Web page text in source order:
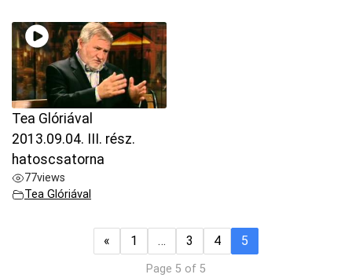
Tea Glóriával
2013.09.04. III. rész.
hatoscsatorna
77views
Tea Glóriával
« 1 … 3 4 5
Page 5 of 5